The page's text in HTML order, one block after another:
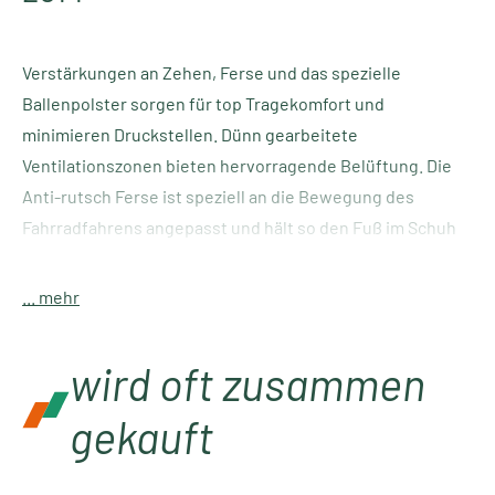
Verstärkungen an Zehen, Ferse und das spezielle
Ballenpolster sorgen für top Tragekomfort und
minimieren Druckstellen. Dünn gearbeitete
Ventilationszonen bieten hervorragende Belüftung. Die
Anti-rutsch Ferse ist speziell an die Bewegung des
Fahrradfahrens angepasst und hält so den Fuß im Schuh
Verhindert Blasenbildung
Spezialpolster an Ferse, Ballen, Rist
ergonomischer Schnitt
... mehr
wird oft zusammen
gekauft